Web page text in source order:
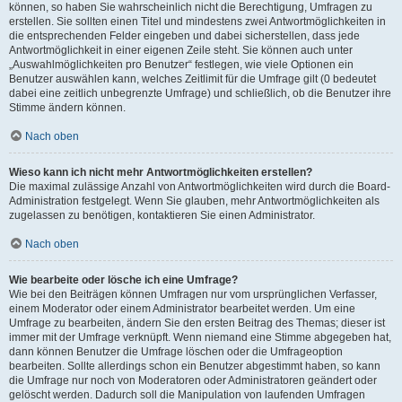
können, so haben Sie wahrscheinlich nicht die Berechtigung, Umfragen zu
erstellen. Sie sollten einen Titel und mindestens zwei Antwortmöglichkeiten in
die entsprechenden Felder eingeben und dabei sicherstellen, dass jede
Antwortmöglichkeit in einer eigenen Zeile steht. Sie können auch unter
„Auswahlmöglichkeiten pro Benutzer“ festlegen, wie viele Optionen ein
Benutzer auswählen kann, welches Zeitlimit für die Umfrage gilt (0 bedeutet
dabei eine zeitlich unbegrenzte Umfrage) und schließlich, ob die Benutzer ihre
Stimme ändern können.
Nach oben
Wieso kann ich nicht mehr Antwortmöglichkeiten erstellen?
Die maximal zulässige Anzahl von Antwortmöglichkeiten wird durch die Board-
Administration festgelegt. Wenn Sie glauben, mehr Antwortmöglichkeiten als
zugelassen zu benötigen, kontaktieren Sie einen Administrator.
Nach oben
Wie bearbeite oder lösche ich eine Umfrage?
Wie bei den Beiträgen können Umfragen nur vom ursprünglichen Verfasser,
einem Moderator oder einem Administrator bearbeitet werden. Um eine
Umfrage zu bearbeiten, ändern Sie den ersten Beitrag des Themas; dieser ist
immer mit der Umfrage verknüpft. Wenn niemand eine Stimme abgegeben hat,
dann können Benutzer die Umfrage löschen oder die Umfrageoption
bearbeiten. Sollte allerdings schon ein Benutzer abgestimmt haben, so kann
die Umfrage nur noch von Moderatoren oder Administratoren geändert oder
gelöscht werden. Dadurch soll die Manipulation von laufenden Umfragen